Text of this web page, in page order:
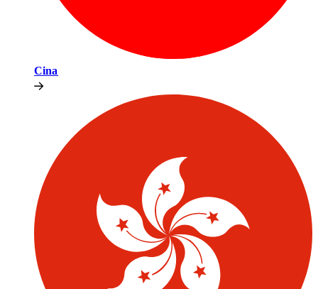
Cina​​